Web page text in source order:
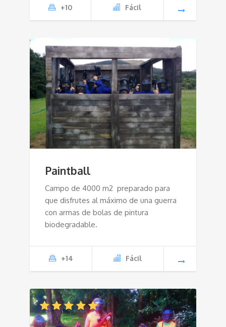
+10 Fácil
Paintball
Campo de 4000 m2 preparado para
que disfrutes al máximo de una guerra
con armas de bolas de pintura
biodegradable.
+14 Fácil